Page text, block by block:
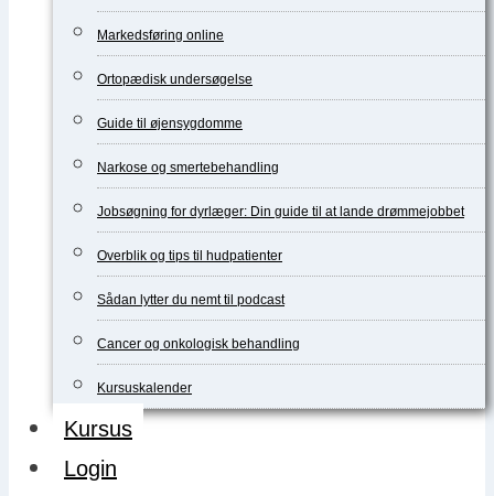
Markedsføring online
Ortopædisk undersøgelse
Guide til øjensygdomme
Narkose og smertebehandling
Jobsøgning for dyrlæger: Din guide til at lande drømmejobbet
Overblik og tips til hudpatienter
Sådan lytter du nemt til podcast
Cancer og onkologisk behandling
Kursuskalender
Kursus
Login